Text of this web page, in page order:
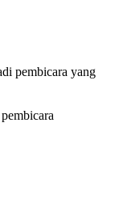
pembicara yang